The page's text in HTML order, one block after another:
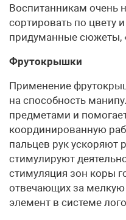
Воспитанникам очень
сортировать по цвету
придуманные сюжеты,
Фрутокрышки
Применение
на способность
предметами и
координированную
пальцев рук ускоряют
стимулируют
стимуляция зон коры
отвечающих за
элемент в системе